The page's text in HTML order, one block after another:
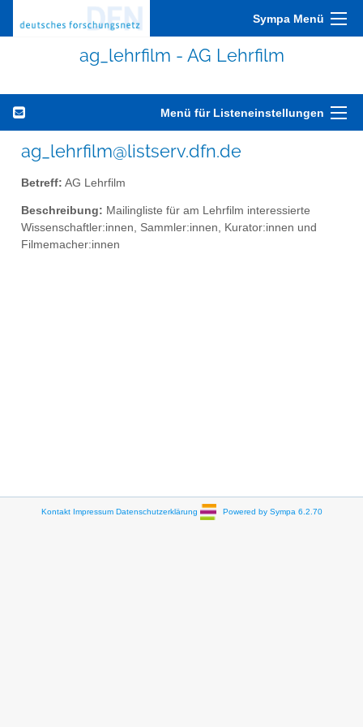
Sympa Menü
ag_lehrfilm - AG Lehrfilm
Menü für Listeneinstellungen
ag_lehrfilm@listserv.dfn.de
Betreff: AG Lehrfilm
Beschreibung: Mailingliste für am Lehrfilm interessierte
Wissenschaftler:innen, Sammler:innen, Kurator:innen und
Filmemacher:innen
Kontakt Impressum Datenschutzerklärung Powered by Sympa 6.2.70